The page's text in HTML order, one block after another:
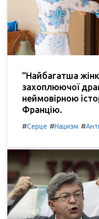
"Найбагатша
захоплюючої
неймовірною
Францію.
#Серце #Нацизм #